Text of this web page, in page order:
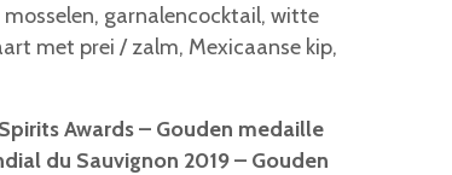
mosselen, garnalencocktail, witte
met prei / zalm, Mexicaanse kip,
Awards – Gouden medaille
du Sauvignon 2019 – Gouden